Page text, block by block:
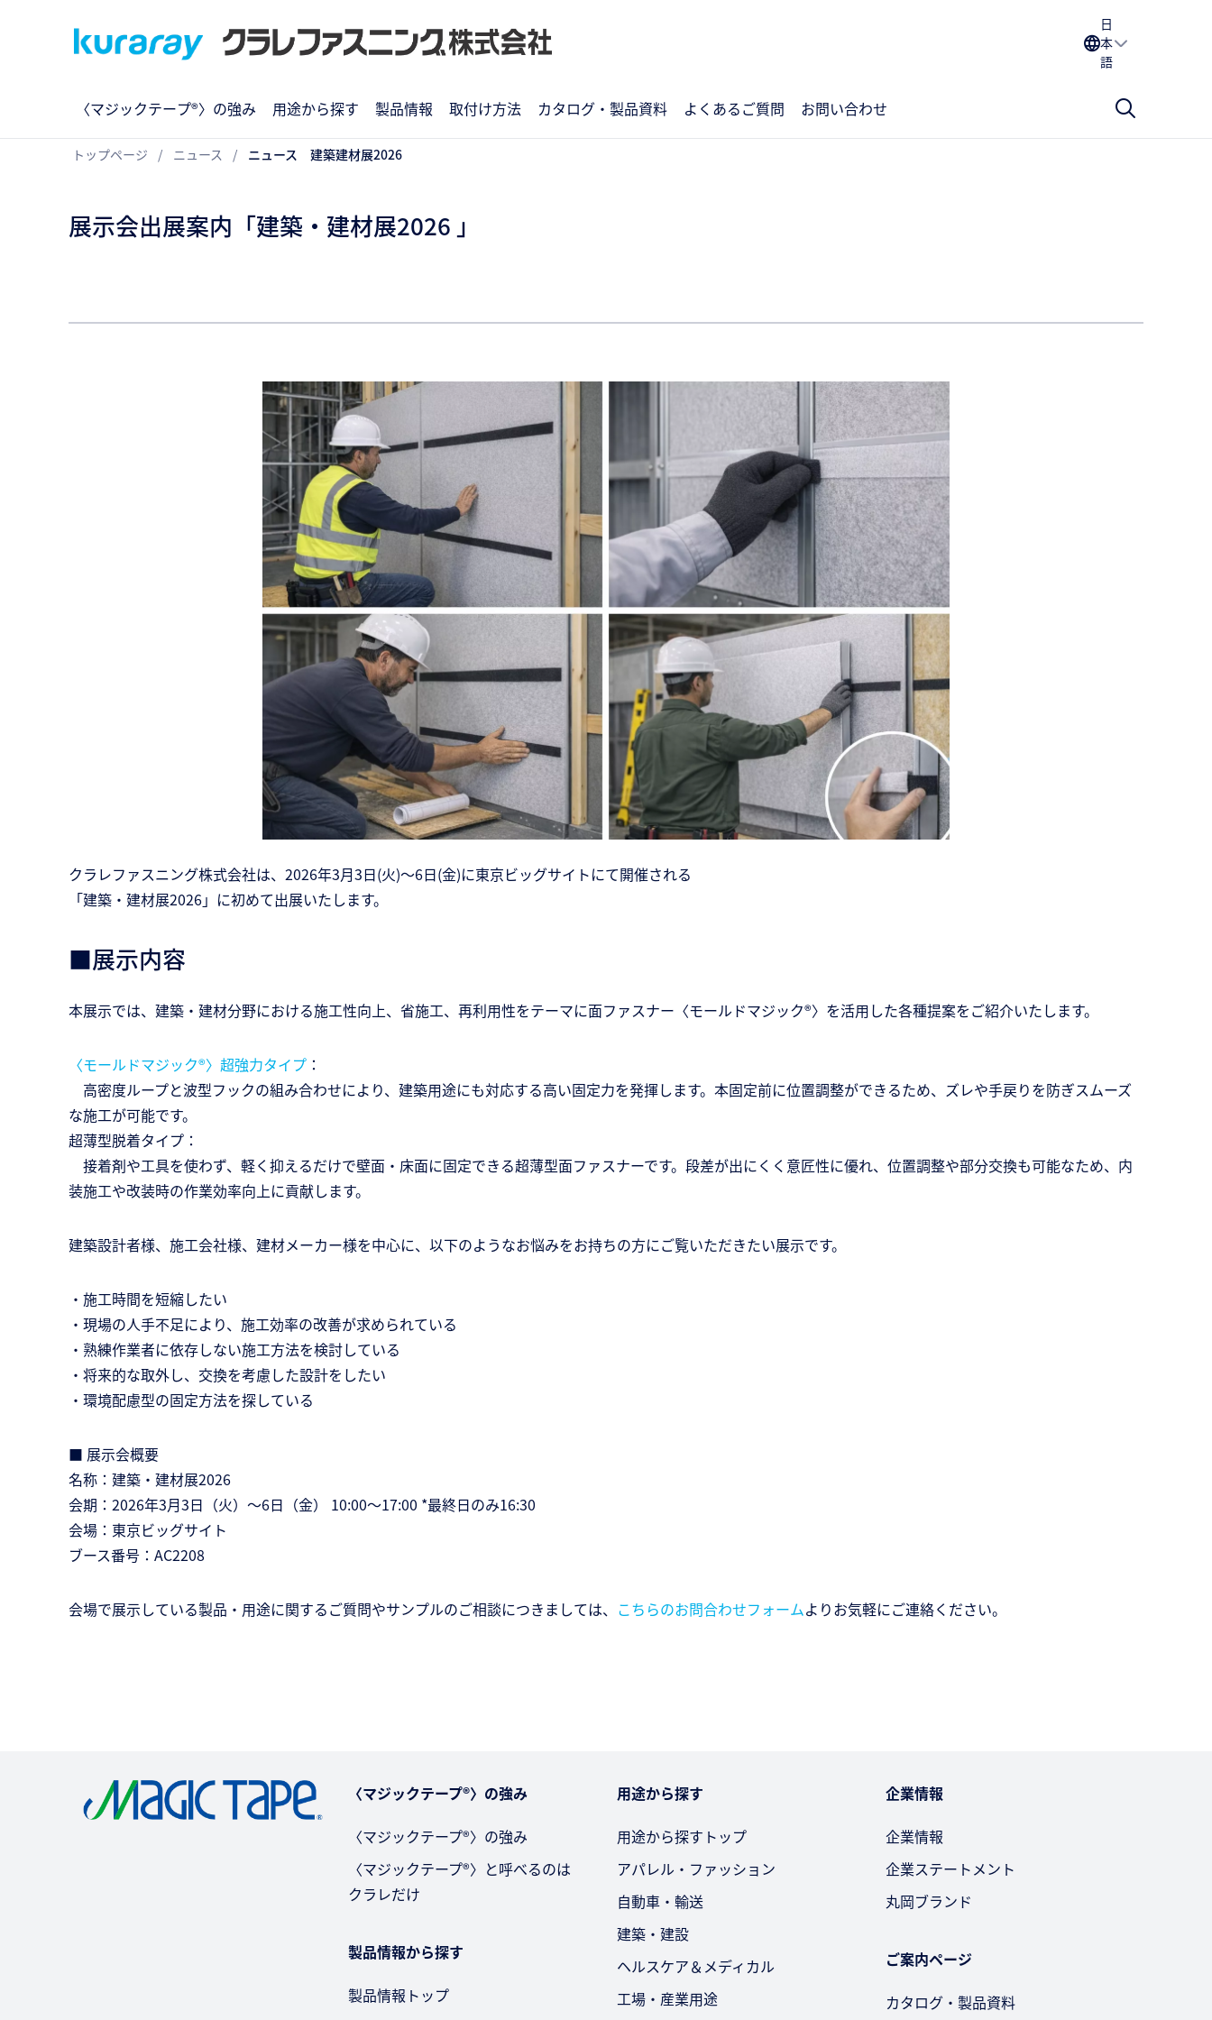
日
本
語
〈マジックテープ®〉の強み 用途から探す 製品情報 取付け方法 カタログ・製品資料 よくあるご質問 お問い合わせ
トップページ ニュース ニュース 建築建材展2026
展示会出展案内「建築・建材展2026 」
クラレファスニング株式会社は、2026年3月3日(火)～6日(金)に東京ビッグサイトにて開催される
「建築・建材展2026」に初めて出展いたします。
■展示内容
本展示では、建築・建材分野における施工性向上、省施工、再利用性をテーマに面ファスナー〈モールドマジック®〉を活用した各種提案をご紹介いたします。
〈モールドマジック®〉超強力タイプ ：
高密度ループと波型フックの組み合わせにより、建築用途にも対応する高い固定力を発揮します。本固定前に位置調整ができるため、ズレや手戻りを防ぎスムーズ
な施工が可能です。
超薄型脱着タイプ：
接着剤や工具を使わず、軽く抑えるだけで壁面・床面に固定できる超薄型面ファスナーです。段差が出にくく意匠性に優れ、位置調整や部分交換も可能なため、内
装施工や改装時の作業効率向上に貢献します。
建築設計者様、施工会社様、建材メーカー様を中心に、以下のようなお悩みをお持ちの方にご覧いただきたい展示です。
・施工時間を短縮したい
・現場の人手不足により、施工効率の改善が求められている
・熟練作業者に依存しない施工方法を検討している
・将来的な取外し、交換を考慮した設計をしたい
・環境配慮型の固定方法を探している
■ 展示会概要
名称：建築・建材展2026
会期：2026年3月3日（火）～6日（金） 10:00～17:00 *最終日のみ16:30
会場：東京ビッグサイト
ブース番号：AC2208
会場で展示している製品・用途に関するご質問やサンプルのご相談につきましては、 こちらのお問合わせフォームよりお気軽にご連絡ください。
〈マジックテープ®〉の強み
〈マジックテープ®〉の強み
〈マジックテープ®〉と呼べるのは
クラレだけ
製品情報から探す
製品情報トップ
用途から探す
用途から探すトップ
アパレル・ファッション
自動車・輸送
建築・建設
ヘルスケア＆メディカル
工場・産業用途
企業情報
企業情報
企業ステートメント
丸岡ブランド
ご案内ページ
カタログ・製品資料